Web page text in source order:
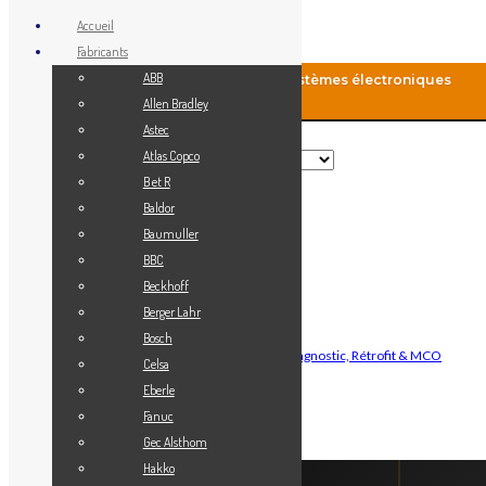
MCO-Automation: Fourniture de systèmes électroniques
industriels
Rechercher
Vendez votre matériel
Maintenance Automatisme Industriel — Diagnostic, Rétrofit & MCO
Accueil
Fabricants
ABB
Allen Bradley
Astec
Atlas Copco
B et R
Baldor
Baumuller
BBC
Beckhoff
Berger Lahr
Bosch
Celsa
Eberle
Fanuc
Gec Alsthom
Hakko